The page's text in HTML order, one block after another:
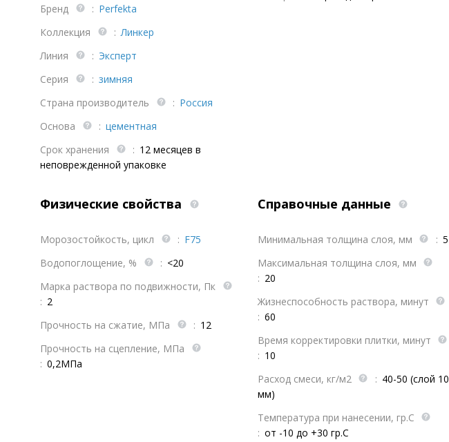
Бренд
: Perfekta
Коллекция
: Линкер
Линия
: Эксперт
Серия
: зимняя
Страна производитель
: Россия
Основа
: цементная
Срок хранения
: 12 месяцев в
неповрежденной упаковке
Физические свойства
Морозостойкость, цикл : F75
Водопоглощение, %
: <20
Марка раствора по подвижности, Пк
: 2
Прочность на сжатие, МПа
: 12
Прочность на сцепление, МПа
: 0,2МПа
Справочные данные
Минимальная толщина слоя, мм : 5
Максимальная толщина слоя, мм
: 20
Жизнеспособность раствора, минут
: 60
Время корректировки плитки, минут
: 10
Расход смеси, кг/м2
: 40-50 (слой 10
мм)
Температура при нанесении, гр.С
: от -10 до +30 гр.С